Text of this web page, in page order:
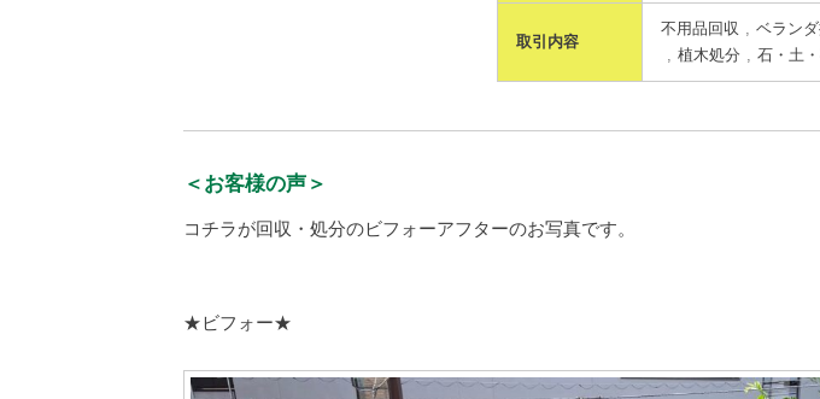
取引内容
不用品回収 ベラン
植木処分
石・土
＜お客様の声＞
コチラが回収・処分のビフォーアフターのお写真です。
★ビフォー★